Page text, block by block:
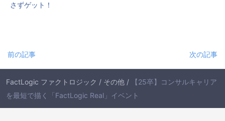
さずゲット！
前の記事 次の記事
FactLogic ファクトロジック / その他 /
【25卒】コンサルキャリア
を最短で描く「FactLogic Real」イベント